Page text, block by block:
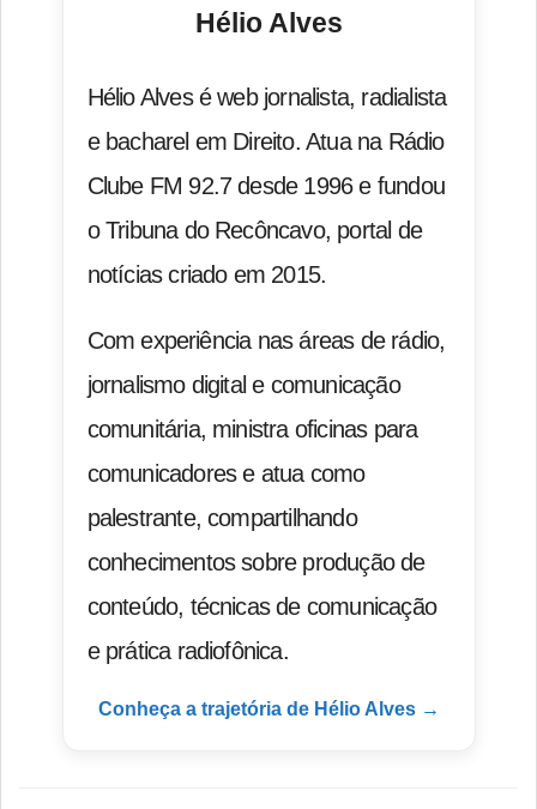
Hélio Alves
Hélio Alves é web jornalista, radialista
e bacharel em Direito. Atua na Rádio
Clube FM 92.7 desde 1996 e fundou
o Tribuna do Recôncavo, portal de
notícias criado em 2015.
Com experiência nas áreas de rádio,
jornalismo digital e comunicação
comunitária, ministra oficinas para
comunicadores e atua como
palestrante, compartilhando
conhecimentos sobre produção de
conteúdo, técnicas de comunicação
e prática radiofônica.
Conheça a trajetória de Hélio Alves →